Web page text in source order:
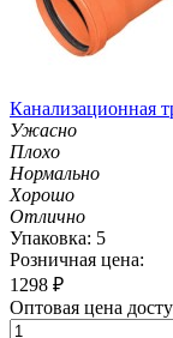
Канализационная
Ужасно
Плохо
Нормально
Хорошо
Отлично
Упаковка: 5
Розничная цена:
1298 ₽
Оптовая цена